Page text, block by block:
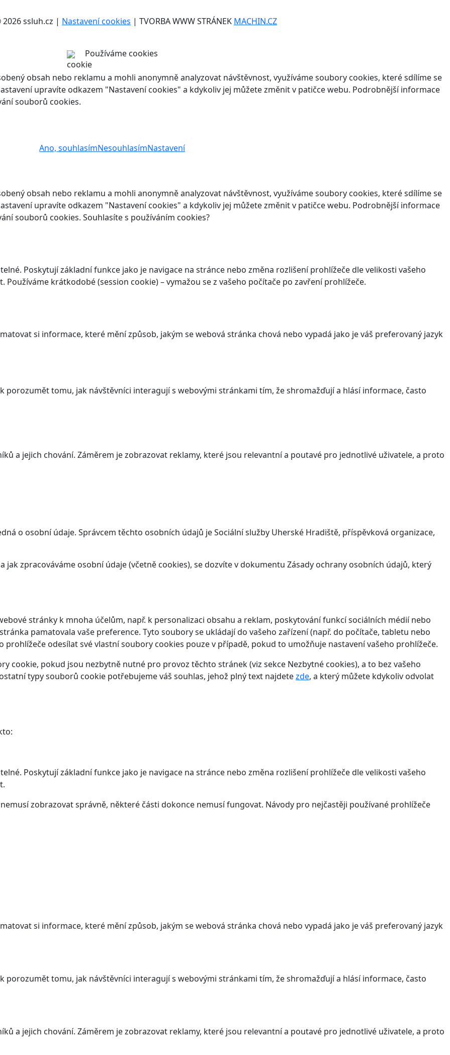
2026 ssluh.cz | Nastavení cookies | TVORBA WWW STRÁNEK MACHIN.CZ
Používáme cookies
obsah nebo reklamu a mohli anonymně analyzovat návštěvnost, využíváme soubory cookies, které sdílíme se
upravíte odkazem "Nastavení cookies" a kdykoliv jej můžete změnit v patičce webu. Podrobnější informace
souborů cookies.
Ano, souhlasímNesouhlasímNastavení
obsah nebo reklamu a mohli anonymně analyzovat návštěvnost, využíváme soubory cookies, které sdílíme se
upravíte odkazem "Nastavení cookies" a kdykoliv jej můžete změnit v patičce webu. Podrobnější informace
souborů cookies. Souhlasíte s používáním cookies?
Poskytují základní funkce jako je navigace na stránce nebo změna rozlišení prohlížeče dle velikosti vašeho
krátkodobé (session cookie) – vymažou se z vašeho počítače po zavření prohlížeče.
si informace, které mění způsob, jakým se webová stránka chová nebo vypadá jako je váš preferovaný jazyk
tomu, jak návštěvníci interagují s webovými stránkami tím, že shromažďují a hlásí informace, často
a jejich chování. Záměrem je zobrazovat reklamy, které jsou relevantní a poutavé pro jednotlivé uživatele, a proto
o osobní údaje. Správcem těchto osobních údajů je Sociální služby Uherské Hradiště, příspěvková organizace,
zpracováváme osobní údaje (včetně cookies), se dozvíte v dokumentu Zásady ochrany osobních údajů, který
stránky k mnoha účelům, např. k personalizaci obsahu a reklam, poskytování funkcí sociálních médií nebo
pamatovala vaše preference. Tyto soubory se ukládají do vašeho zařízení (např. do počítače, tabletu nebo
odesílat své vlastní soubory cookies pouze v případě, pokud to umožňuje nastavení vašeho prohlížeče.
cookie, pokud jsou nezbytně nutné pro provoz těchto stránek (viz sekce Nezbytné cookies), a to bez vašeho
typy souborů cookie potřebujeme váš souhlas, jehož plný text najdetezde, a který můžete kdykoliv odvolat
Poskytují základní funkce jako je navigace na stránce nebo změna rozlišení prohlížeče dle velikosti vašeho
zobrazovat správně, některé části dokonce nemusí fungovat. Návody pro nejčastěji používané prohlížeče
si informace, které mění způsob, jakým se webová stránka chová nebo vypadá jako je váš preferovaný jazyk
tomu, jak návštěvníci interagují s webovými stránkami tím, že shromažďují a hlásí informace, často
a jejich chování. Záměrem je zobrazovat reklamy, které jsou relevantní a poutavé pro jednotlivé uživatele, a proto